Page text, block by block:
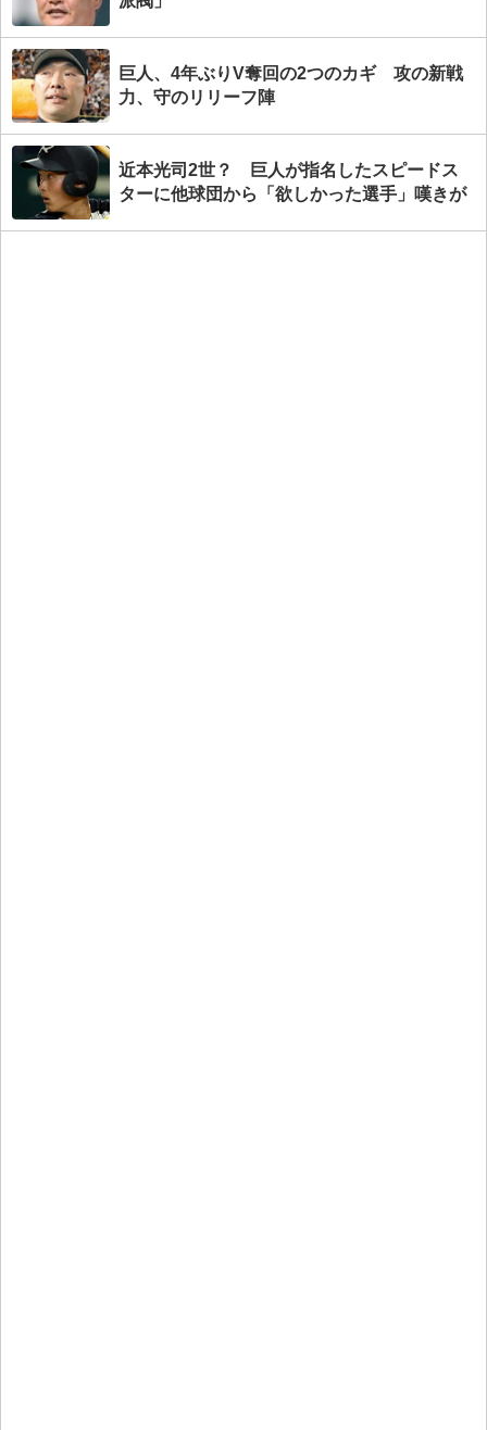
巨人、4年ぶりV奪回の2つのカギ 攻の新戦
力、守のリリーフ陣
近本光司2世？ 巨人が指名したスピードス
ターに他球団から「欲しかった選手」嘆きが